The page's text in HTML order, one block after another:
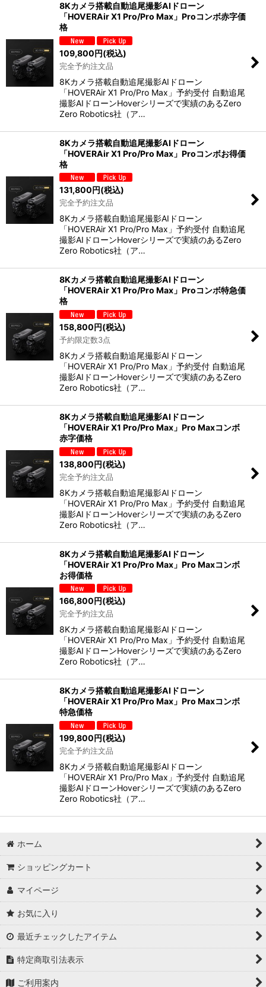
8Kカメラ搭載自動追尾撮影AIドローン
「HOVERAir X1 Pro/Pro Max」Proコンボ赤字価
格
109,800円(税込)
完全予約注文品
8Kカメラ搭載自動追尾撮影AIドローン
「HOVERAir X1 Pro/Pro Max」予約受付 自動追尾
撮影AIドローンHoverシリーズで実績のあるZero
Zero Robotics社（ア…
8Kカメラ搭載自動追尾撮影AIドローン
「HOVERAir X1 Pro/Pro Max」Proコンボお得価
格
131,800円(税込)
完全予約注文品
8Kカメラ搭載自動追尾撮影AIドローン
「HOVERAir X1 Pro/Pro Max」予約受付 自動追尾
撮影AIドローンHoverシリーズで実績のあるZero
Zero Robotics社（ア…
8Kカメラ搭載自動追尾撮影AIドローン
「HOVERAir X1 Pro/Pro Max」Proコンボ特急価
格
158,800円(税込)
予約限定数3点
8Kカメラ搭載自動追尾撮影AIドローン
「HOVERAir X1 Pro/Pro Max」予約受付 自動追尾
撮影AIドローンHoverシリーズで実績のあるZero
Zero Robotics社（ア…
8Kカメラ搭載自動追尾撮影AIドローン
「HOVERAir X1 Pro/Pro Max」Pro Maxコンボ
赤字価格
138,800円(税込)
完全予約注文品
8Kカメラ搭載自動追尾撮影AIドローン
「HOVERAir X1 Pro/Pro Max」予約受付 自動追尾
撮影AIドローンHoverシリーズで実績のあるZero
Zero Robotics社（ア…
8Kカメラ搭載自動追尾撮影AIドローン
「HOVERAir X1 Pro/Pro Max」Pro Maxコンボ
お得価格
166,800 円(税込)
完全予約注文品
8Kカメラ搭載自動追尾撮影AIドローン
「HOVERAir X1 Pro/Pro Max」予約受付 自動追尾
撮影AIドローンHoverシリーズで実績のあるZero
Zero Robotics社（ア…
8Kカメラ搭載自動追尾撮影AIドローン
「HOVERAir X1 Pro/Pro Max」Pro Maxコンボ
特急価格
199,800円(税込)
完全予約注文品
8Kカメラ搭載自動追尾撮影AIドローン
「HOVERAir X1 Pro/Pro Max」予約受付 自動追尾
撮影AIドローンHoverシリーズで実績のあるZero
Zero Robotics社（ア…
ホーム
ショッピングカート
マイページ
お気に入り
最近チェックしたアイテム
特定商取引法表示
ご利用案内